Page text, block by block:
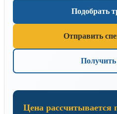
Подобрать
Отправить
Получить
Цена рассчитывается